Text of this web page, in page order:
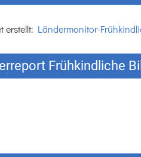
erstellt: Ländermonitor-
Frühkindliche